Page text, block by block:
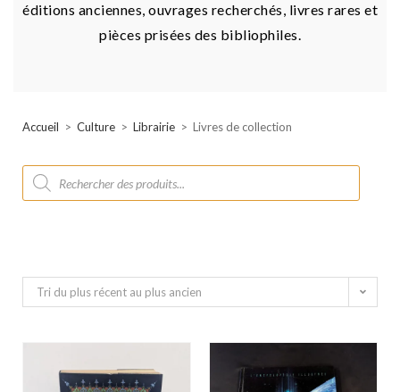
éditions anciennes, ouvrages recherchés, livres rares et
pièces prisées des bibliophiles.
Accueil > Culture > Librairie > Livres de collection
Tri du plus récent au plus ancien